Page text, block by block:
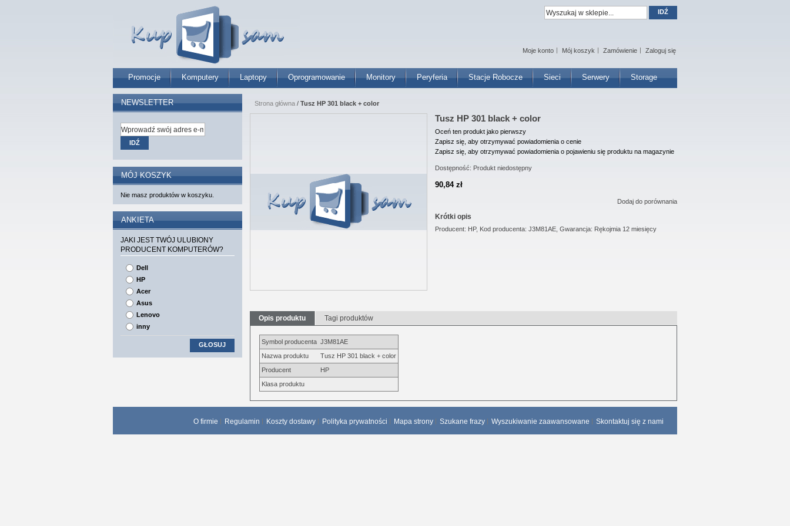
Promocje Komputery Laptopy Oprogramowanie Monitory Peryferia Stacje Robocze Sieci Serwery Storage
Moje konto Mój koszyk Zamówienie Zaloguj się
IDŹ
Strona główna / Tusz HP 301 black + color
Tusz HP 301 black + color
Oceń ten produkt jako pierwszy
Zapisz się, aby otrzymywać powiadomienia o cenie
Zapisz się, aby otrzymywać powiadomienia o pojawieniu się produktu na magazynie
Dostępność: Produkt niedostępny
90,84 zł
Dodaj do porównania
Krótki opis
Producent: HP, Kod producenta: J3M81AE, Gwarancja: Rękojmia 12 miesięcy
Opis produktu Tagi produktów
Symbol producenta J3M81AE
Nazwa produktu
Tusz HP 301 black + color
Producent
HP
Klasa produktu
NEWSLETTER
IDŹ
MÓJ KOSZYK
Nie masz produktów w koszyku.
ANKIETA
JAKI JEST TWÓJ ULUBIONY
PRODUCENT KOMPUTERÓW?
Dell
HP
Acer
Asus
Lenovo
inny
GŁOSUJ
O firmie Regulamin Koszty dostawy Polityka prywatności Mapa strony Szukane frazy Wyszukiwanie zaawansowane Skontaktuj się z nami